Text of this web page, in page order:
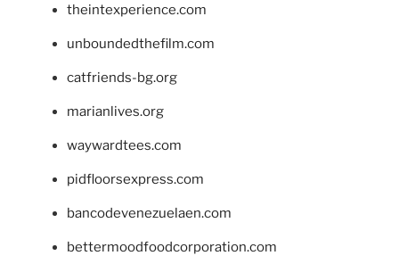
theintexperience.com
unboundedthefilm.com
catfriends-bg.org
marianlives.org
waywardtees.com
pidfloorsexpress.com
bancodevenezuelaen.com
bettermoodfoodcorporation.com